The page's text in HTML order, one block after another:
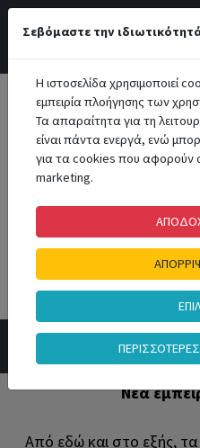
Νέα
Από εδώ και στο εξής, τα
Σεβόμαστε την
Η ιστοσελίδα χρησιμοποιεί
εμπειρία πλοήγησης των
Τα απαραίτητα για τη
είναι πάντα ενεργά, ενώ
για τα cookies που αφορούν
marketing.